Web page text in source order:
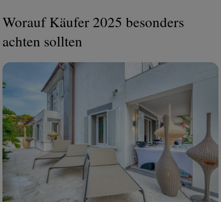
Worauf Käufer 2025 besonders
achten sollten